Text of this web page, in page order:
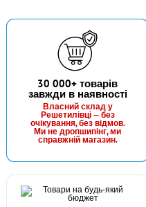
#SK11112
76 грн
Супер
30 000+ товарів
завжди в наявності
Власний склад у
Решетилівці — без
очікування, без відмов.
Ми не дропшипінг, ми
справжній магазин.